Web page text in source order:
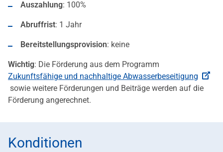
Auszahlung: 100%
Abruffrist: 1 Jahr
Bereitstellungsprovision: keine
Wichtig: Die Förderung aus dem Programm
Zukunftsfähige und nachhaltige Abwasserbeseitigung
sowie weitere Förderungen und Beiträge werden auf die
Förderung angerechnet.
Konditionen